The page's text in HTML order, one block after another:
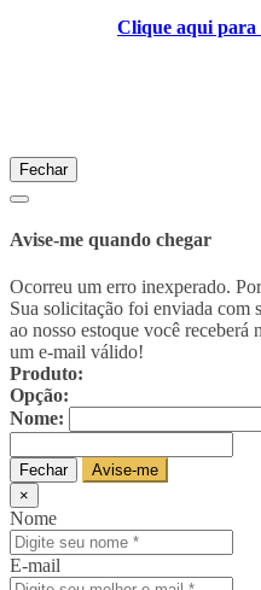
Clique aqui para
Fechar
Avise-me quando chegar
Ocorreu um erro inexperado.
Sua solicitação foi enviada com
ao nosso estoque você receberá
um e-mail válido!
Produto:
Opção:
Nome:
Fechar
Avise-me
×
Nome
E-mail